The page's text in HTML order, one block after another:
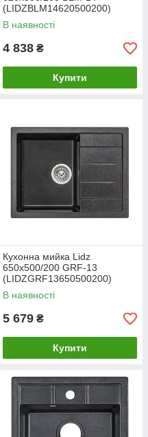
(LIDZBLM14620500200)
В наявності
4 838 ₴
Купити
Кухонна мийка Lidz
650x500/200 GRF-13
(LIDZGRF13650500200)
В наявності
5 679 ₴
Купити